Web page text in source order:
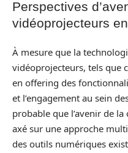
Perspectives
vidéoprojecteurs
À mesure que la
vidéoprojecteurs, tels que
en offering des
et l’engagement au sein
probable que l’avenir de
axé sur une approche
des outils numériques